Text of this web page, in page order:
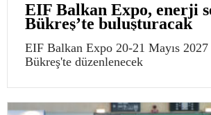
EIF Balkan Expo, enerji
Bükreş’te buluşturacak
EIF Balkan Expo 20-21 Mayıs
Bükreş'te düzenlenecek